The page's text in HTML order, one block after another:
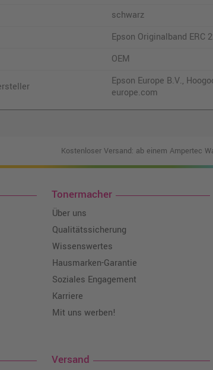
schwarz
Epson Originalband ERC
OEM
Epson Europe B.V.,
europe.com
Kostenloser Versand: ab einem Ampertec
Tonermacher
Über uns
Qualitätssicherung
Wissenswertes
Hausmarken-Garantie
Soziales Engagement
Karriere
Mit uns werben!
Versand